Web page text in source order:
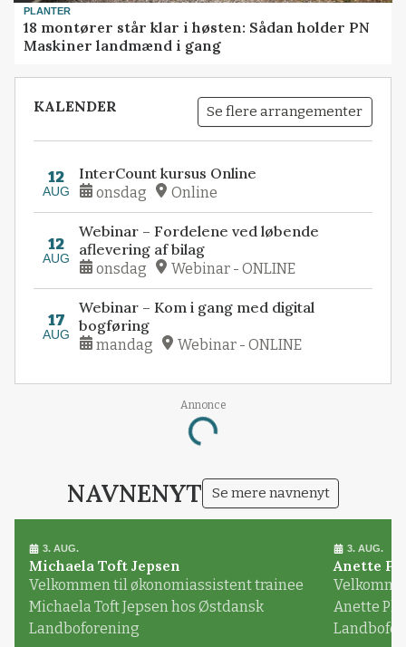
PLANTER
18 montører står klar i høsten: Sådan holder PN
Maskiner landmænd i gang
KALENDER Se flere arrangementer
12
AUG
InterCount kursus Online
onsdag Online
12
AUG
Webinar – Fordelene ved løbende
aflevering af bilag
onsdag Webinar - ONLINE
17
AUG
Webinar – Kom i gang med digital
bogføring
mandag Webinar - ONLINE
Annonce
Loading...
NAVNENYT Se mere navnenyt
3. AUG.
Michaela Toft Jepsen
Velkommen til økonomiassistent trainee
Michaela Toft Jepsen hos Østdansk
Landboforening
3. AUG.
Anette
Anette